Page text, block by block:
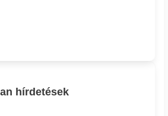
hírdetések